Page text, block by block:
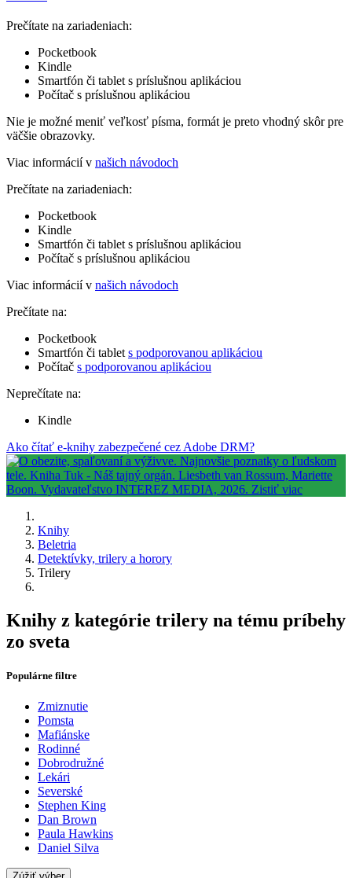
Prečítate na zariadeniach:
Pocketbook
Kindle
Smartfón či tablet s príslušnou aplikáciou
Počítač s príslušnou aplikáciou
Nie je možné meniť veľkosť písma, formát je preto vhodný skôr pre
väčšie obrazovky.
Viac informácií v našich návodoch
Prečítate na zariadeniach:
Pocketbook
Kindle
Smartfón či tablet s príslušnou aplikáciou
Počítač s príslušnou aplikáciou
Viac informácií v našich návodoch
Prečítate na:
Pocketbook
Smartfón či tablet s podporovanou aplikáciou
Počítač s podporovanou aplikáciou
Neprečítate na:
Kindle
Ako čítať e-knihy zabezpečené cez Adobe DRM?
Knihy
Beletria
Detektívky, trilery a horory
Trilery
Knihy z kategórie trilery na tému príbehy
zo sveta
Populárne filtre
Zmiznutie
Pomsta
Mafiánske
Rodinné
Dobrodružné
Lekári
Severské
Stephen King
Dan Brown
Paula Hawkins
Daniel Silva